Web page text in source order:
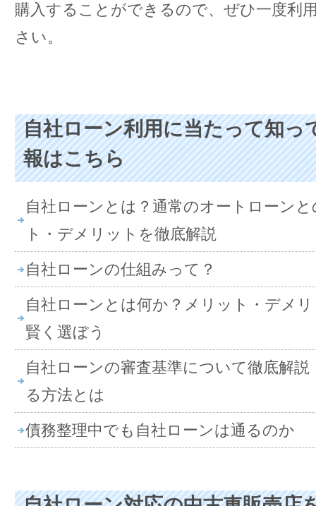
購入することができるので、ぜひ一度利
さい。
自社ローン利用に当たって知っ
報はこちら
自社ローンとは？通常のオートローン
ト・デメリットを徹底解説
自社ローンの仕組みって？
自社ローンとは何か？メリット・デメ
賢く選ぼう
自社ローンの審査基準について徹底解
る方法とは
債務整理中でも自社ローンは通るのか